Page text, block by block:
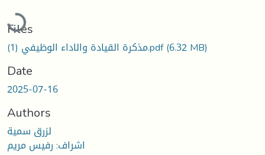
Loading...
Files
مذكرة القيادة والاداء الوظيفي (1).pdf(6.32 MB)
Date
2025-07-16
Authors
لزرق سمية
اشراف: رفيس مريم